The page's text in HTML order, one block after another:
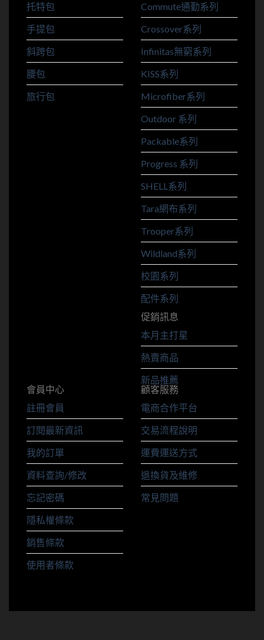
托特包
手提包
斜跨包
腰包
旅行包
Commute通勤系列
Crossover系列
Infinitas無窮系列
KISS系列
Microfiber系列
Outdoor 系列
Packable系列
Progress 系列
SHELL系列
Tara網布系列
Trooper系列
Wildland系列
校園系列
配件系列
促銷訊息
本月主打星
熱賣商品
新品推薦
會員中心
註冊會員
訂閱最新資訊
我的訂單
資料查詢/修改
忘記密碼
隱私權條款
銷售條款
使用者條款
顧客服務
電商合作平台
交易流程說明
運費運送方式
退換貨及維修
常見問題